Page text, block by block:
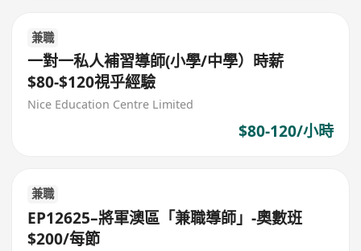
兼職
一對一私人補習導師(小學/中學）時薪
$80-$120視乎經驗
Nice Education Centre Limited
$80-120/小時
兼職
EP12625–將軍澳區「兼職導師」-奧數班
$200/每節